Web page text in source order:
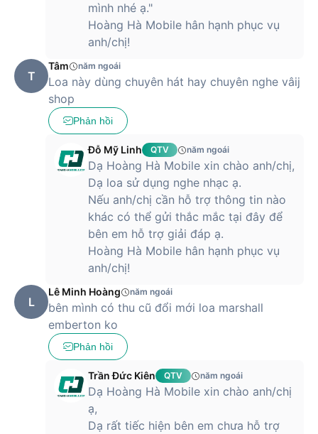
mình nhé ạ."
Hoàng Hà Mobile hân hạnh phục vụ
anh/chị!
T
Tâm năm ngoái
Loa này dùng chuyên hát hay chuyên nghe vâij
shop
Phản hồi
Đỗ Mỹ Linh QTV năm ngoái
Dạ Hoàng Hà Mobile xin chào anh/chị,
Dạ loa sử dụng nghe nhạc ạ.
Nếu anh/chị cần hỗ trợ thông tin nào
khác có thể gửi thắc mắc tại đây để
bên em hỗ trợ giải đáp ạ.
Hoàng Hà Mobile hân hạnh phục vụ
anh/chị!
L
Lê Minh Hoàng năm ngoái
bên mình có thu cũ đổi mới loa marshall
emberton ko
Phản hồi
Trần Đức Kiên QTV năm ngoái
Dạ Hoàng Hà Mobile xin chào anh/chị
ạ,
Dạ rất tiếc hiện bên em chưa hỗ trợ